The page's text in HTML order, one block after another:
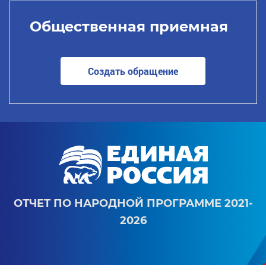
Общественная приемная
Создать обращение
ОТЧЕТ ПО НАРОДНОЙ ПРОГРАММЕ 2021-
2026